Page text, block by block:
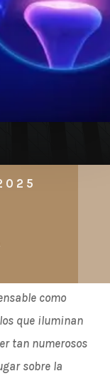
como
que iluminan
tan numerosos
sobre la